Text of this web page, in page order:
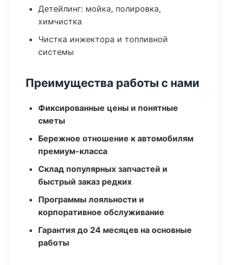
Детейлинг: мойка, полировка,
химчистка
Чистка инжектора и топливной
системы
Преимущества работы с нами
Фиксированные цены и понятные
сметы
Бережное отношение к автомобилям
премиум-класса
Склад популярных запчастей и
быстрый заказ редких
Программы лояльности и
корпоративное обслуживание
Гарантия до 24 месяцев на основные
работы